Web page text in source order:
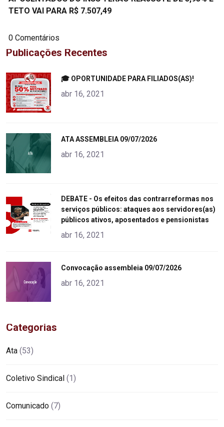
TETO VAI PARA R$ 7.507,49
0 Comentários
Publicações Recentes
alt="product">
🎓 OPORTUNIDADE PARA FILIADOS(AS)!
abr 16, 2021
alt="product">
ATA ASSEMBLEIA 09/07/2026
abr 16, 2021
alt="product">
DEBATE - Os efeitos das contrarreformas nos
serviços públicos: ataques aos servidores(as)
públicos ativos, aposentados e pensionistas
abr 16, 2021
alt="product">
Convocação assembleia 09/07/2026
abr 16, 2021
Categorias
Ata (53)
Coletivo Sindical (1)
Comunicado (7)